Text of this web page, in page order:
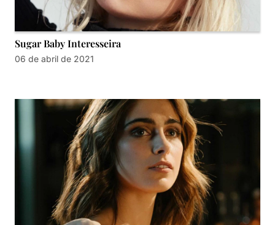
Sugar Baby Interesseira
06 de abril de 2021